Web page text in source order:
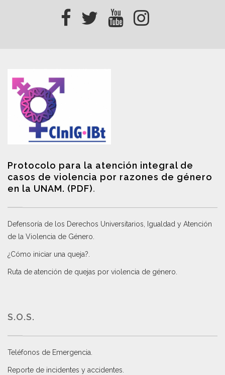
Protocolo para la atención integral de
casos de violencia por razones de género
en la UNAM. (PDF).
Defensoría de los Derechos Universitarios, Igualdad y Atención
de la Violencia de Género
¿Cómo iniciar una queja?
Ruta de atención de quejas por violencia de género
S.O.S.
Teléfonos de Emergencia.
Reporte de incidentes y accidentes